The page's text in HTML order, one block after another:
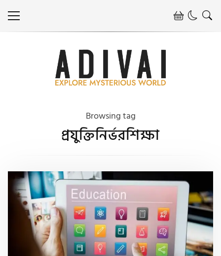
Browsing tag
প্রযুক্তিনির্ভরশিক্ষা